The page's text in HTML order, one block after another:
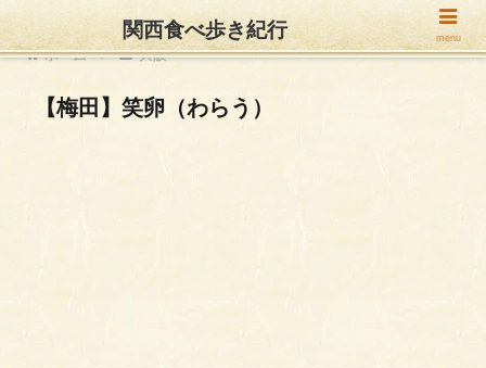
ホーム 大阪
【梅田】笑卵（わらう）
関西食べ歩き紀行 menu